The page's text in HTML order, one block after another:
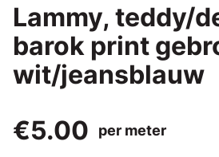
Lammy, teddy/
barok print
wit/jeansblauw
€5.00
per meter